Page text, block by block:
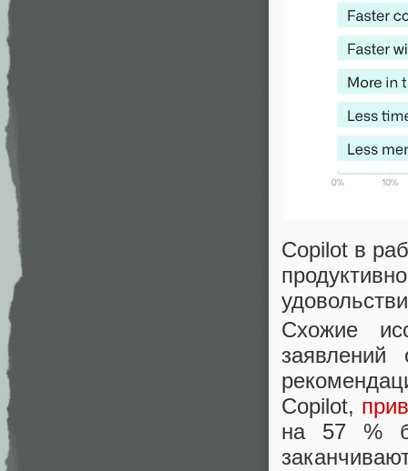
Copilot в
Схожие
заявлений
Copilot,
на 57 %